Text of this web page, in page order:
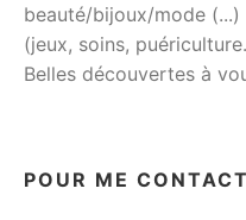
beauté/bijoux/mode
(jeux, soins,
Belles découvertes à
POUR ME